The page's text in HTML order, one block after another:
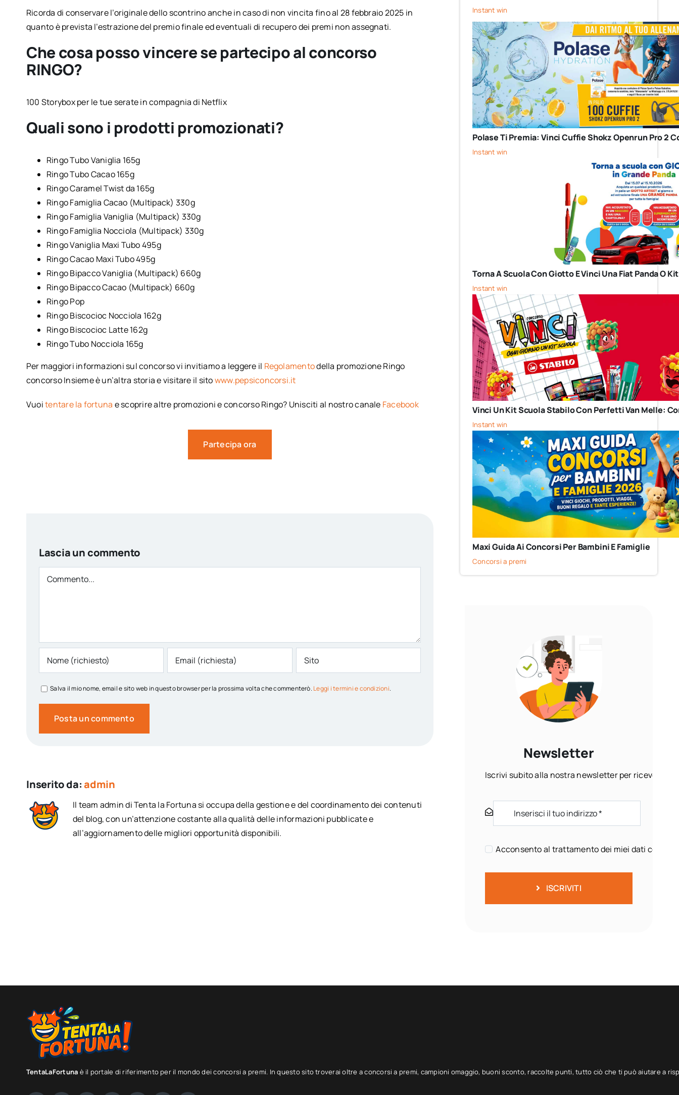
Ricorda di conservare l’originale dello scontrino anche in caso di non vincita fino al 28 febbraio 2025 in
quanto è prevista l’estrazione del premio finale ed eventuali di recupero dei premi non assegnati.
Che cosa posso vincere se partecipo al concorso
RINGO?
100 Storybox per le tue serate in compagnia di Netflix
Quali sono i prodotti promozionati?
Ringo Tubo Vaniglia 165g
Ringo Tubo Cacao 165g
Ringo Caramel Twist da 165g
Ringo Famiglia Cacao (Multipack) 330g
Ringo Famiglia Vaniglia (Multipack) 330g
Ringo Famiglia Nocciola (Multipack) 330g
Ringo Vaniglia Maxi Tubo 495g
Ringo Cacao Maxi Tubo 495g
Ringo Bipacco Vaniglia (Multipack) 660g
Ringo Bipacco Cacao (Multipack) 660g
Ringo Pop
Ringo Biscocioc Nocciola 162g
Ringo Biscocioc Latte 162g
Ringo Tubo Nocciola 165g
Per maggiori informazioni sul concorso vi invitiamo a leggere il Regolamentodella promozione Ringo
concorso Insieme è un’altra storia e visitare il sitowww.pepsiconcorsi.it
Vuoitentare la fortuna e scoprire altre promozioni e concorso Ringo? Unisciti al nostro canale Facebook
Partecipa ora
Lascia un commento
Comment
Salva il mio nome, email e sito web in questo browser per la prossima volta che commenterò. Leggi i termini e condizioni.
Inserito da:admin
Il team admin di Tenta la Fortuna si occupa della gestione e del coordinamento dei contenuti
del blog, con un’attenzione costante alla qualità delle informazioni pubblicate e
all’aggiornamento delle migliori opportunità disponibili.
Instant win
Polase Ti Premia: Vinci Cuffie Shokz Openrun Pro 2
Instant win
Torna A Scuola Con Giotto E Vinci Una Fiat Panda O
Instant win
Vinci Un Kit Scuola Stabilo Con Perfetti Van Melle:
Instant win
Maxi Guida Ai Concorsi Per Bambini E Famiglie
Concorsi a premi
Newsletter
Iscrivi subito alla nostra newsletter per ricevere
Acconsento al trattamento dei miei dati come
ISCRIVITI
TentaLaFortuna è il portale di riferimento per il mondo dei concorsi a premi. In questo sito troverai oltre a concorsi a premi, campioni omaggio, buoni sconto, raccolte punti, tutto ciò che ti può aiutare a